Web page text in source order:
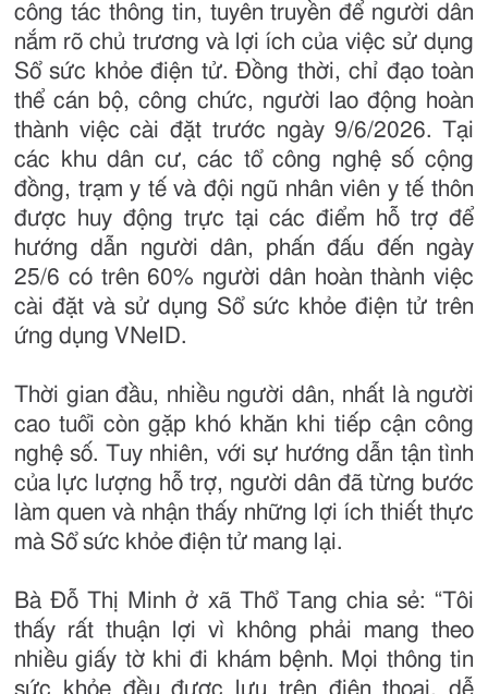
công tác thông tin, tuyên truyền để người dân
nắm rõ chủ trương và lợi ích của việc sử dụng
Sổ sức khỏe điện tử. Đồng thời, chỉ đạo toàn
thể cán bộ, công chức, người lao động hoàn
thành việc cài đặt trước ngày 9/6/2026. Tại
các khu dân cư, các tổ công nghệ số cộng
đồng, trạm y tế và đội ngũ nhân viên y tế thôn
được huy động trực tại các điểm hỗ trợ để
hướng dẫn người dân, phấn đấu đến ngày
25/6 có trên 60% người dân hoàn thành việc
cài đặt và sử dụng Sổ sức khỏe điện tử trên
ứng dụng VNeID.
Thời gian đầu, nhiều người dân, nhất là người
cao tuổi còn gặp khó khăn khi tiếp cận công
nghệ số. Tuy nhiên, với sự hướng dẫn tận tình
của lực lượng hỗ trợ, người dân đã từng bước
làm quen và nhận thấy những lợi ích thiết thực
mà Sổ sức khỏe điện tử mang lại.
Bà Đỗ Thị Minh ở xã Thổ Tang chia sẻ: “Tôi
thấy rất thuận lợi vì không phải mang theo
nhiều giấy tờ khi đi khám bệnh. Mọi thông tin